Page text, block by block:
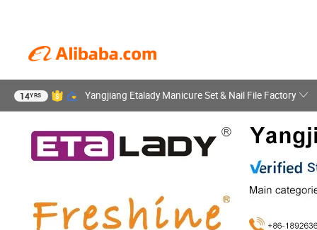
14YRS Yangjiang Etalady Manicure Set & Nail File Factory